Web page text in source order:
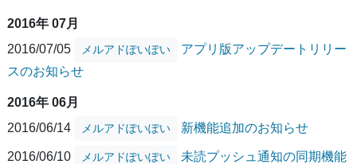
2016年 07月
2016/07/05
メルアドぽいぽい
アプリ版アップデートリリー
スのお知らせ
2016年 06月
2016/06/14
メルアドぽいぽい 新機能追加のお知らせ
2016/06/10 メルアドぽいぽい
未読プッシュ通知の同期機能